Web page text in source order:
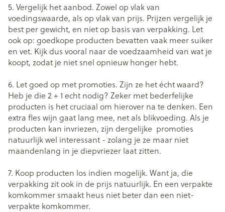
5. Vergelijk het aanbod. Zowel op vlak van
voedingswaarde, als op vlak van prijs. Prijzen vergelijk je
best per gewicht, en niet op basis van verpakking. Let
ook op: goedkope producten bevatten vaak meer suiker
en vet. Kijk dus vooral naar de voedzaamheid van wat je
koopt, zodat je niet snel opnieuw honger hebt.
6. Let goed op met promoties. Zijn ze het écht waard?
Heb je die 2 + 1 echt nodig? Zeker met bederfelijke
producten is het cruciaal om hierover na te denken. Een
extra fles wijn gaat lang mee, net als blikvoeding. Als je
producten kan invriezen, zijn dergelijke promoties
natuurlijk wel interessant - zolang je ze maar niet
maandenlang in je diepvriezer laat zitten.
7. Koop producten los indien mogelijk. Want ja, die
verpakking zit ook in de prijs natuurlijk. En een verpakte
komkommer smaakt heus niet beter dan een niet-
verpakte komkommer.